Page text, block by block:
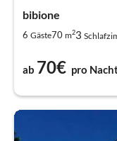
bibione
6 Gäste70 m23
ab 70€ pro